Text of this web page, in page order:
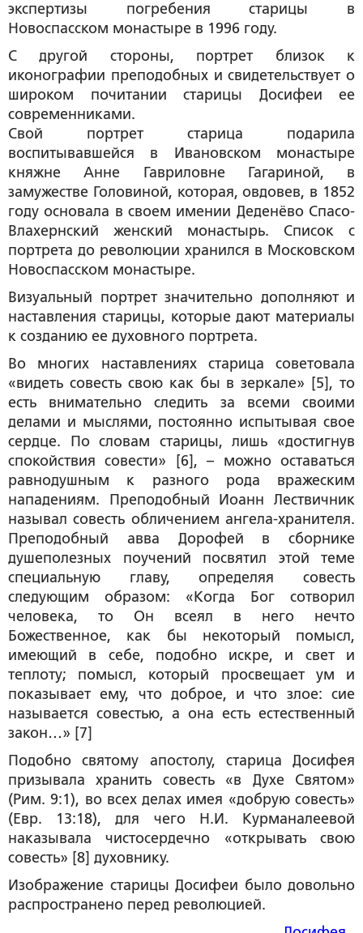
экспертизы погребения старицы в
Новоспасском монастыре в 1996 году.
С другой стороны, портрет близок к
иконографии преподобных и свидетельствует о
широком почитании старицы Досифеи ее
современниками.
Свой портрет старица подарила
воспитывавшейся в Ивановском монастыре
княжне Анне Гавриловне Гагариной, в
замужестве Головиной, которая, овдовев, в 1852
году основала в своем имении Деденёво Спасо-
Влахернский женский монастырь. Список с
портрета до революции хранился в Московском
Новоспасском монастыре.
Визуальный портрет значительно дополняют и
наставления старицы, которые дают материалы
к созданию ее духовного портрета.
Во многих наставлениях старица советовала
«видеть совесть свою как бы в зеркале» [5], то
есть внимательно следить за всеми своими
делами и мыслями, постоянно испытывая свое
сердце. По словам старицы, лишь «достигнув
спокойствия совести» [6], – можно оставаться
равнодушным к разного рода вражеским
нападениям. Преподобный Иоанн Лествичник
называл совесть обличением ангела-хранителя.
Преподобный авва Дорофей в сборнике
душеполезных поучений посвятил этой теме
специальную главу, определяя совесть
следующим образом: «Когда Бог сотворил
человека, то Он всеял в него нечто
Божественное, как бы некоторый помысл,
имеющий в себе, подобно искре, и свет и
теплоту; помысл, который просвещает ум и
показывает ему, что доброе, и что злое: сие
называется совестью, а она есть естественный
закон…» [7]
Подобно святому апостолу, старица Досифея
призывала хранить совесть «в Духе Святом»
(Рим. 9:1), во всех делах имея «добрую совесть»
(Евр. 13:18), для чего Н.И. Курманалеевой
наказывала чистосердечно «открывать свою
совесть» [8] духовнику.
Изображение старицы Досифеи было довольно
распространено перед революцией.